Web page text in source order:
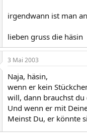
irgendwann ist man
lieben gruss die häsin
3 Mai 2003
Naja, häsin,
wenn er kein
will, dann brauchst du
Und wenn er mit
Meinst Du, er könnte